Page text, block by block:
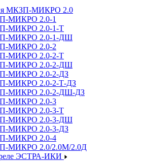
МКЗП-МИКРО 2.0
МИКРО 2.0-1
МИКРО 2.0-1-Т
МИКРО 2.0-1-ДШ
МИКРО 2.0-2
МИКРО 2.0-2-Т
МИКРО 2.0-2-ДШ
МИКРО 2.0-2-ДЗ
МИКРО 2.0-2-Т-ДЗ
МИКРО 2.0-2-ДШ-ДЗ
МИКРО 2.0-3
МИКРО 2.0-3-Т
МИКРО 2.0-3-ДШ
МИКРО 2.0-3-ДЗ
МИКРО 2.0-4
МИКРО 2.0/2.0М/2.0Д
ЭСТРА-ИКИ